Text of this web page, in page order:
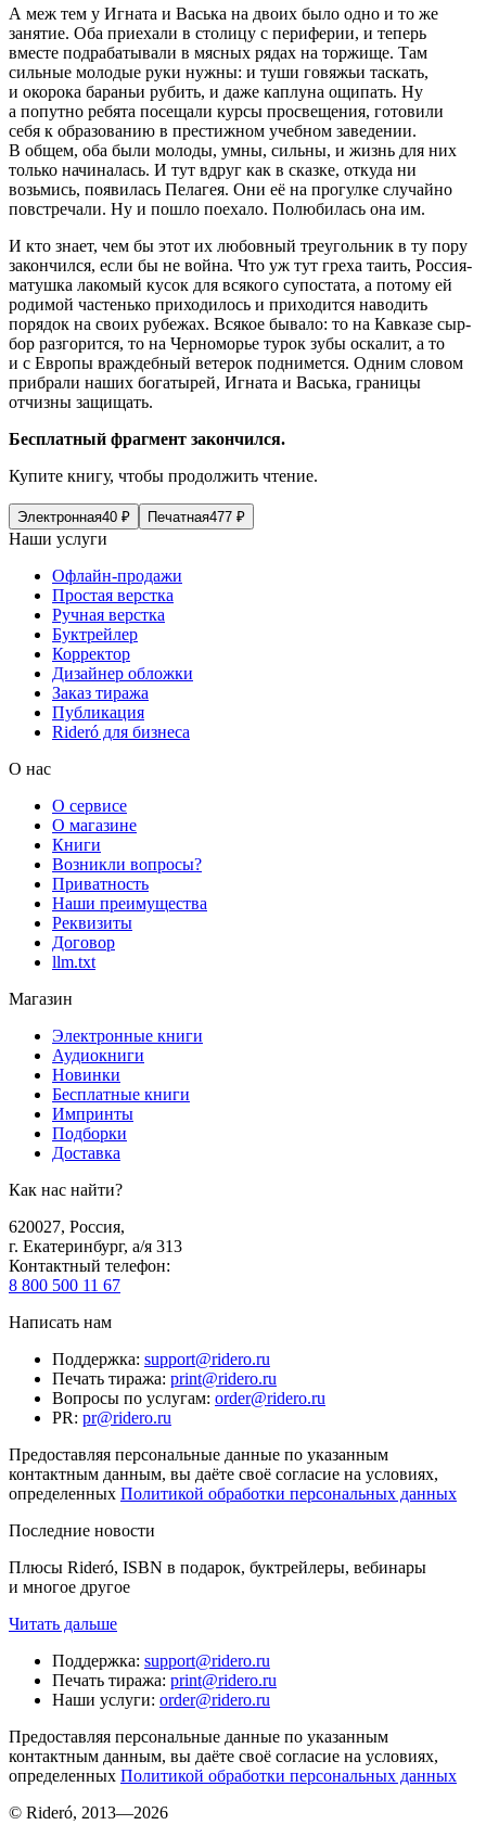
А меж тем у Игната и Васька на двоих было одно и то же
занятие. Оба приехали в столицу с периферии, и теперь
вместе подрабатывали в мясных рядах на торжище. Там
сильные молодые руки нужны: и туши говяжьи таскать,
и окорока бараньи рубить, и даже каплуна ощипать. Ну
а попутно ребята посещали курсы просвещения, готовили
себя к образованию в престижном учебном заведении.
В общем, оба были молоды, умны, сильны, и жизнь для них
только начиналась. И тут вдруг как в сказке, откуда ни
возьмись, появилась Пелагея. Они её на прогулке случайно
повстречали. Ну и пошло поехало. Полюбилась она им.
И кто знает, чем бы этот их любовный треугольник в ту пору
закончился, если бы не война. Что уж тут греха таить, Россия-
матушка лакомый кусок для всякого супостата, а потому ей
родимой частенько приходилось и приходится наводить
порядок на своих рубежах. Всякое бывало: то на Кавказе сыр-
бор разгорится, то на Черноморье турок зубы оскалит, а то
и с Европы враждебный ветерок поднимется. Одним словом
прибрали наших богатырей, Игната и Васька, границы
отчизны защищать.
Бесплатный фрагмент закончился.
Купите книгу, чтобы продолжить чтение.
Электронная40 ₽ Печатная477 ₽
Наши услуги
Офлайн-продажи
Простая верстка
Ручная верстка
Буктрейлер
Корректор
Дизайнер обложки
Заказ тиража
Публикация
Rideró для бизнеса
О нас
О сервисе
О магазине
Книги
Возникли вопросы?
Приватность
Наши преимущества
Реквизиты
Договор
llm.txt
Магазин
Электронные книги
Аудиокниги
Новинки
Бесплатные книги
Импринты
Подборки
Доставка
Как нас найти?
620027, Россия,
г. Екатеринбург, а/я 313
Контактный телефон:
8 800 500 11 67
Написать нам
Поддержка: support@ridero.ru
Печать тиража: print@ridero.ru
Вопросы по услугам: order@ridero.ru
PR: pr@ridero.ru
Предоставляя персональные данные по указанным
контактным данным, вы даёте своё согласие на условиях,
определенных Политикой обработки персональных данных
Последние новости
Плюсы Rideró, ISBN в подарок, буктрейлеры, вебинары
и многое другое
Читать дальше
Поддержка: support@ridero.ru
Печать тиража: print@ridero.ru
Наши услуги: order@ridero.ru
Предоставляя персональные данные по указанным
контактным данным, вы даёте своё согласие на условиях,
определенных Политикой обработки персональных данных
© Rideró, 2013—2026